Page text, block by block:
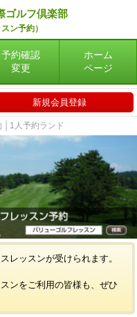
ルフ倶楽部
ン予約）
予約確認
変更
ホーム
ページ
新規会員登録
│1人予約ランド
レッスンが受けられます。
ンをご利用の皆様も、ぜひ